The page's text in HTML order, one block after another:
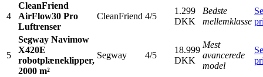
4
CleanFriend
AirFlow30 Pro
Luftrenser
CleanFriend 4/5
1.299
DKK
Bedste
mellemklasse
Se
5
Segway Navimow
X420E
robotplæneklipper,
2000 m²
Segway 4/5
18.999
DKK
Mest
avancerede
model
Se